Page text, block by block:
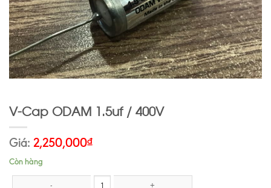
V-Cap ODAM 1.5uf / 400V
Giá: 2,250,000₫
Còn hàng